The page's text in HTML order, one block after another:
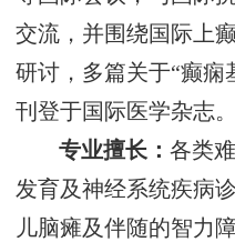
交流，并围绕国际上
研讨，多篇关于“癫痫
刊登于国际医学杂志。
专业擅长：各类
发育及神经系统疾病
儿脑瘫及伴随的智力